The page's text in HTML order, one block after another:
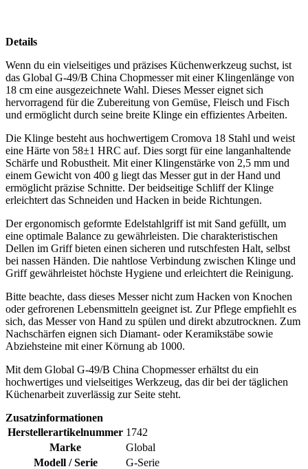
Details
Wenn du ein vielseitiges und präzises Küchenwerkzeug suchst, ist
das Global G-49/B China Chopmesser mit einer Klingenlänge von
18 cm eine ausgezeichnete Wahl. Dieses Messer eignet sich
hervorragend für die Zubereitung von Gemüse, Fleisch und Fisch
und ermöglicht durch seine breite Klinge ein effizientes Arbeiten.
Die Klinge besteht aus hochwertigem Cromova 18 Stahl und weist
eine Härte von 58±1 HRC auf. Dies sorgt für eine langanhaltende
Schärfe und Robustheit. Mit einer Klingenstärke von 2,5 mm und
einem Gewicht von 400 g liegt das Messer gut in der Hand und
ermöglicht präzise Schnitte. Der beidseitige Schliff der Klinge
erleichtert das Schneiden und Hacken in beide Richtungen.
Der ergonomisch geformte Edelstahlgriff ist mit Sand gefüllt, um
eine optimale Balance zu gewährleisten. Die charakteristischen
Dellen im Griff bieten einen sicheren und rutschfesten Halt, selbst
bei nassen Händen. Die nahtlose Verbindung zwischen Klinge und
Griff gewährleistet höchste Hygiene und erleichtert die Reinigung.
Bitte beachte, dass dieses Messer nicht zum Hacken von Knochen
oder gefrorenen Lebensmitteln geeignet ist. Zur Pflege empfiehlt es
sich, das Messer von Hand zu spülen und direkt abzutrocknen. Zum
Nachschärfen eignen sich Diamant- oder Keramikstäbe sowie
Abziehsteine mit einer Körnung ab 1000.
Mit dem Global G-49/B China Chopmesser erhältst du ein
hochwertiges und vielseitiges Werkzeug, das dir bei der täglichen
Küchenarbeit zuverlässig zur Seite steht.
Zusatzinformationen
Herstellerartikelnummer 1742
Marke
Global
Modell / Serie
G-Serie